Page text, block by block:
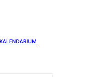
KALENDARIUM